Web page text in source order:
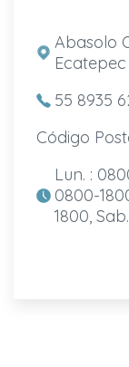
Abasolo
55 8935
Código
Lun. :
0800-
1800,